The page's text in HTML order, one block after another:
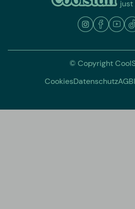
just
© Copyright
CookiesDatenschutzAGB